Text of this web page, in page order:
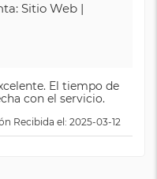
Sitio Web |
El tiempo de
con el servicio.
Recibida el: 2025-03-12